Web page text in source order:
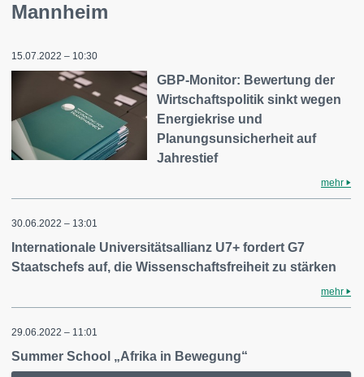
Mannheim
15.07.2022 – 10:30
GBP-Monitor: Bewertung der
Wirtschaftspolitik sinkt wegen
Energiekrise und
Planungsunsicherheit auf
Jahrestief
mehr
30.06.2022 – 13:01
Internationale Universitätsallianz U7+ fordert G7
Staatschefs auf, die Wissenschaftsfreiheit zu stärken
mehr
29.06.2022 – 11:01
Summer School „Afrika in Bewegung“